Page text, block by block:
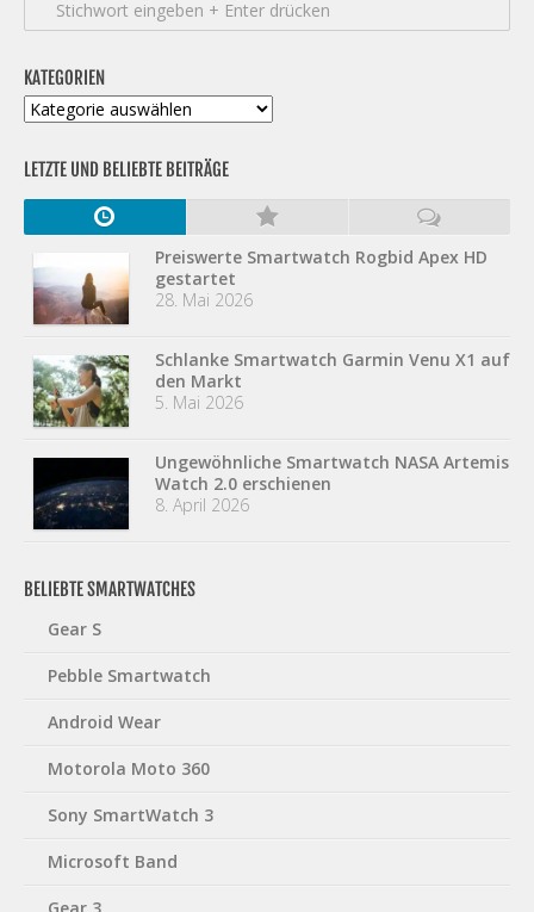
KATEGORIEN
Kategorien
LETZTE UND BELIEBTE BEITRÄGE
Preiswerte Smartwatch Rogbid Apex HD
gestartet
28. Mai 2026
Schlanke Smartwatch Garmin Venu X1 auf
den Markt
5. Mai 2026
Ungewöhnliche Smartwatch NASA Artemis
Watch 2.0 erschienen
8. April 2026
BELIEBTE SMARTWATCHES
Gear S
Pebble Smartwatch
Android Wear
Motorola Moto 360
Sony SmartWatch 3
Microsoft Band